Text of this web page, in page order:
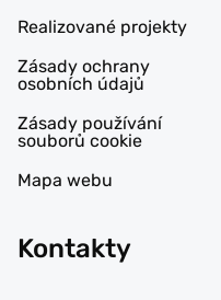
Realizované projekty
Zásady ochrany
osobních údajů
Zásady používání
souborů cookie
Mapa webu
Kontakty